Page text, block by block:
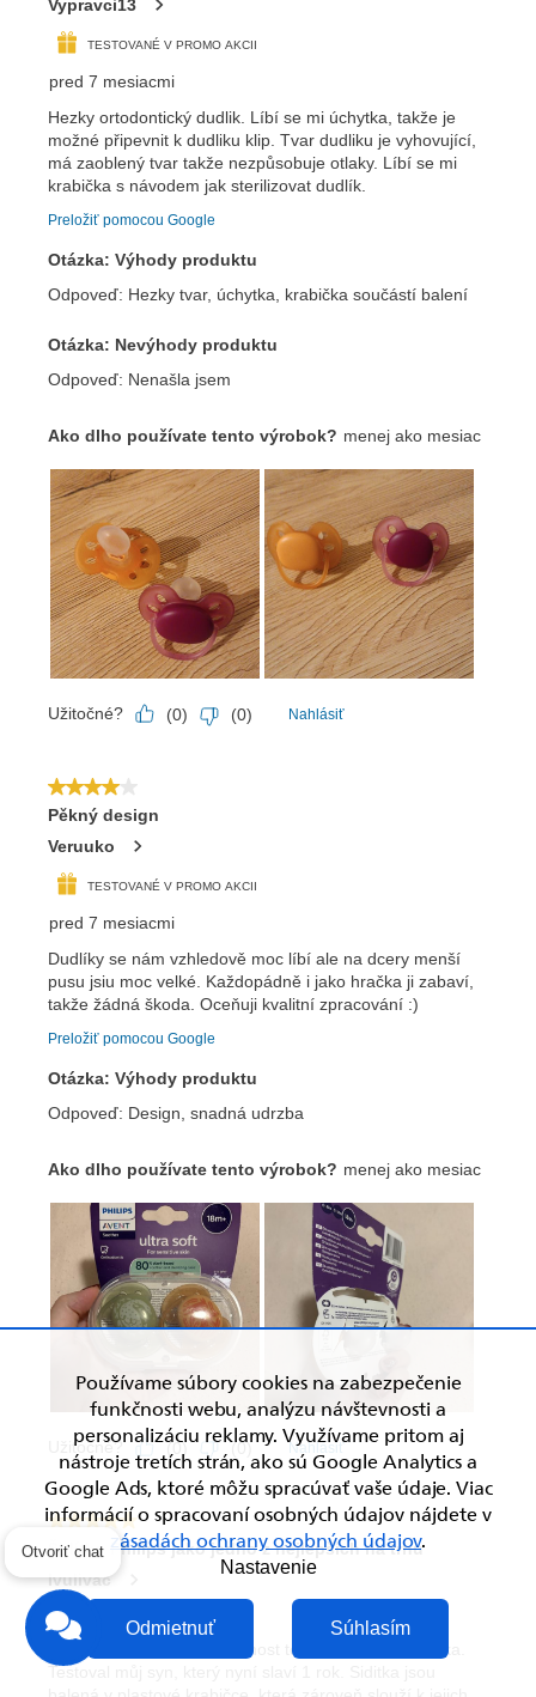
Používame súbory cookies na zabezpečenie
funkčnosti webu, analýzu návštevnosti a
personalizáciu reklamy. Využívame pritom aj
nástroje tretích strán, ako sú Google Analytics a
Google Ads, ktoré môžu spracúvať vaše údaje. Viac
informácií o spracovaní osobných údajov nájdete v
zásadách ochrany osobných údajov.
Nastavenie
Odmietnuť Súhlasím
Otvoriť chat